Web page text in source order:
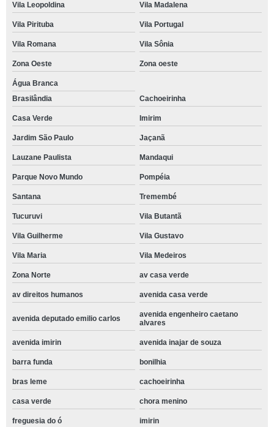
Vila Leopoldina Vila Madalena
Vila Pirituba Vila Portugal
Vila Romana Vila Sônia
Zona Oeste Zona oeste
Água Branca
Brasilândia
Cachoeirinha
Casa Verde Imirim
Jardim São Paulo Jaçanã
Lauzane Paulista Mandaqui
Parque Novo Mundo Pompéia
Santana Tremembé
Tucuruvi Vila Butantã
Vila Guilherme Vila Gustavo
Vila Maria Vila Medeiros
Zona Norte av casa verde
av direitos humanos avenida casa verde
avenida deputado emilio carlos
avenida engenheiro caetano
alvares
avenida imirin avenida inajar de souza
barra funda bonilhia
bras leme cachoeirinha
casa verde chora menino
freguesia do ó imirin